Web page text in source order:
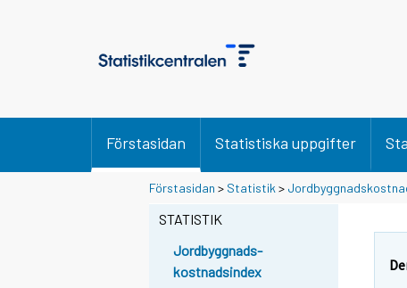
Förstasidan Statistiska uppgifter
Förstasidan > Statistik >
STATISTIK
Jordbyggnads-
kostnadsindex